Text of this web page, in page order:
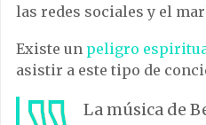
las redes sociales y el
Existe un peligro
asistir a este tipo de
La música de